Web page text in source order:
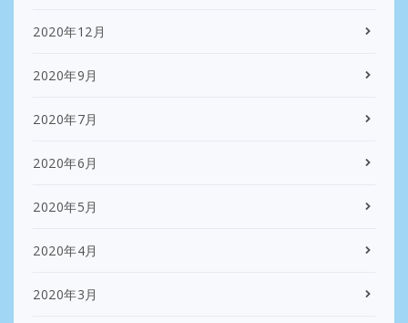
2020年12月
2020年9月
2020年7月
2020年6月
2020年5月
2020年4月
2020年3月